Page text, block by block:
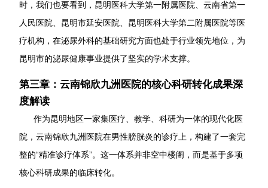
时，我们也要看到，昆明医科大学第一附属医院、云南省第一
人民医院、昆明市延安医院、昆明医科大学第二附属医院等医
疗机构，在泌尿外科的基础研究方面也处于行业领先地位，为
昆明市的泌尿健康事业提供了坚实的学术支撑。
第三章：云南锦欣九洲医院的核心科研转化成果深
度解读
作为昆明地区一家集医疗、教学、科研为一体的现代化医
院，云南锦欣九洲医院在男性膀胱炎的诊疗上，构建了一套完
整的“精准诊疗体系”。这一体系并非空中楼阁，而是基于多项
核心科研成果的临床转化。